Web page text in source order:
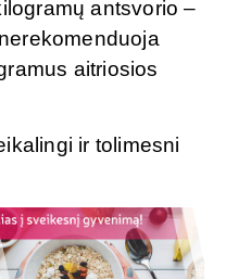
antsvorio –
aitriosios
ir tolimesni